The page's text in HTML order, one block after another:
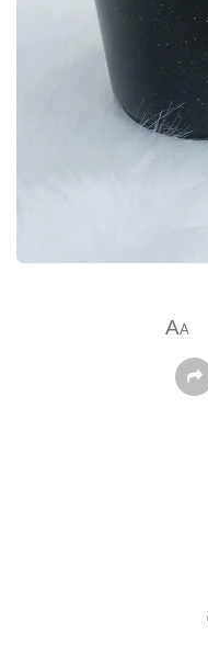
A
A